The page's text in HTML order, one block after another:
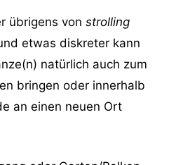
übrigens von strolling
etwas diskreter kann
natürlich auch zum
bringen oder innerhalb
an einen neuen Ort